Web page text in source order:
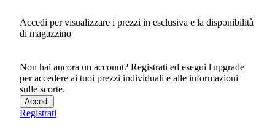
Accedi per visualizzare i prezzi in esclusiva e la disponibilità
di magazzino
Non hai ancora un account? Registrati ed esegui l'upgrade
per accedere ai tuoi prezzi individuali e alle informazioni
sulle scorte.
Accedi
Registrati